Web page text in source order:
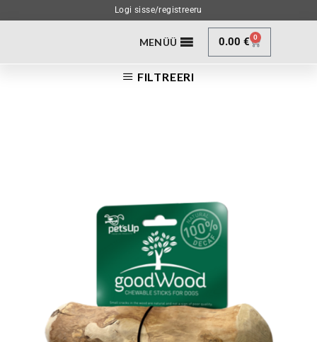
Logi sisse/registreeru
MENÜÜ 0.00€ 0
FILTREERI